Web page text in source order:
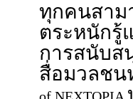
ทุกคนสาม
ตระหนักรู้
การสนับส
สื่อมวลชน